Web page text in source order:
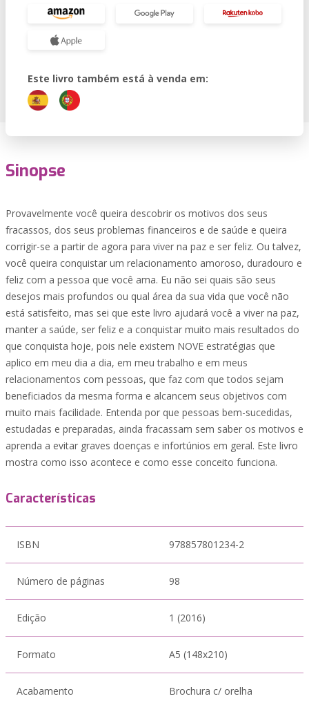
Este livro também está à venda em:
Sinopse
Provavelmente você queira descobrir os motivos dos seus
fracassos, dos seus problemas financeiros e de saúde e queira
corrigir-se a partir de agora para viver na paz e ser feliz. Ou talvez,
você queira conquistar um relacionamento amoroso, duradouro e
feliz com a pessoa que você ama. Eu não sei quais são seus
desejos mais profundos ou qual área da sua vida que você não
está satisfeito, mas sei que este livro ajudará você a viver na paz,
manter a saúde, ser feliz e a conquistar muito mais resultados do
que conquista hoje, pois nele existem NOVE estratégias que
aplico em meu dia a dia, em meu trabalho e em meus
relacionamentos com pessoas, que faz com que todos sejam
beneficiados da mesma forma e alcancem seus objetivos com
muito mais facilidade. Entenda por que pessoas bem-sucedidas,
estudadas e preparadas, ainda fracassam sem saber os motivos e
aprenda a evitar graves doenças e infortúnios em geral. Este livro
mostra como isso acontece e como esse conceito funciona.
Características
ISBN 978857801234-2
Número de páginas 98
Edição 1 (2016)
Formato A5 (148x210)
Acabamento Brochura c/ orelha